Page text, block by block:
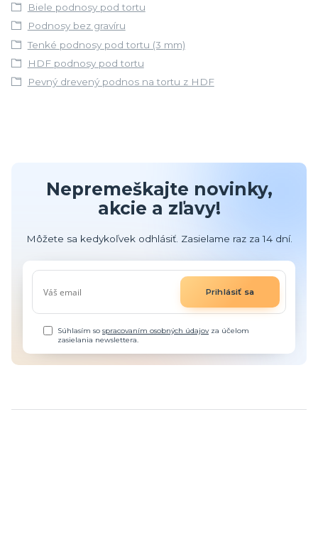
Biele podnosy pod tortu
Podnosy bez gravíru
Tenké podnosy pod tortu (3 mm)
HDF podnosy pod tortu
Pevný drevený podnos na tortu z HDF
Nepremeškajte novinky,
akcie a zľavy!
Môžete sa kedykoľvek odhlásiť. Zasielame raz za 14 dní.
Prihlásiť sa
Súhlasím sospracovaním osobných údajovza účelom
zasielania newslettera.